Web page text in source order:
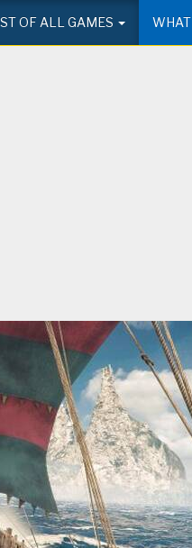
OF ALL GAMES WHAT